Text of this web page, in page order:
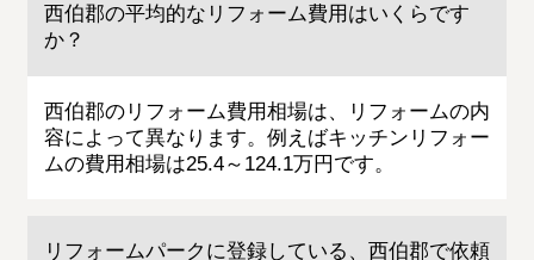
西伯郡の平均的なリフォーム費用はいくらです
か？
西伯郡のリフォーム費用相場は、リフォームの内
容によって異なります。例えばキッチンリフォー
ムの費用相場は25.4～124.1万円です。
リフォームパークに登録している、西伯郡で依頼